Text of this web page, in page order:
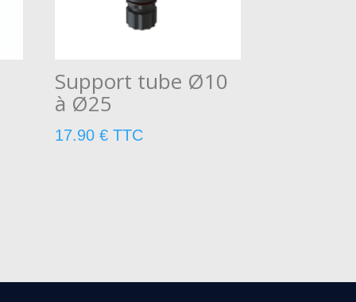
Support tube Ø10
à Ø25
17.90€ TTC